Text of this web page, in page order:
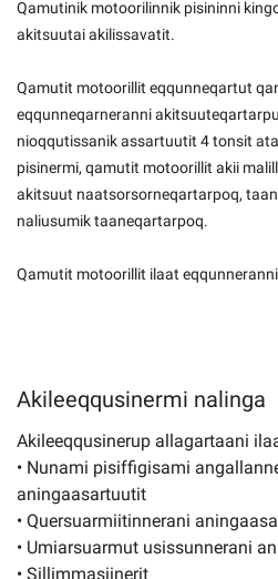
Qamutinik motoorilinnik pisininni
akitsuutai akilissavatit.
Qamutit motoorillit eqqunneqartut
eqqunneqarneranni
nioqqutissanik assartuutit 4 tonsit
pisinermi, qamutit motoorillit akii
akitsuut naatsorsorneqartarpoq,
naliusumik taaneqartarpoq.
Qamutit motoorillit ilaat
Akileeqqusinermi nalinga
Akileeqqusinerup allagartaani
• Nunami pisiffigisami
aningaasartuutit
• Quersuarmiitinnerani
• Umiarsuarmut usissunnerani
• Sillimmasiinerit